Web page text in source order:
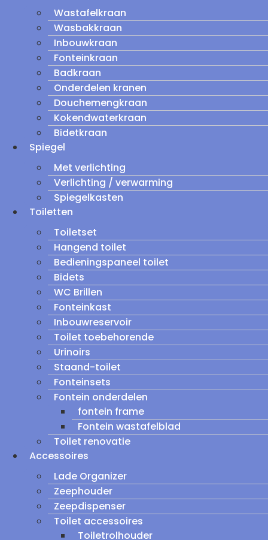
Wastafelkraan
Wasbakkraan
Inbouwkraan
Fonteinkraan
Badkraan
Onderdelen kranen
Douchemengkraan
Kokendwaterkraan
Bidetkraan
Spiegel
Met verlichting
Verlichting / verwarming
Spiegelkasten
Toiletten
Toiletset
Hangend toilet
Bedieningspaneel toilet
Bidets
WC Brillen
Fonteinkast
Inbouwreservoir
Toilet toebehorende
Urinoirs
Staand-toilet
Fonteinsets
Fontein onderdelen
fontein frame
Fontein wastafelblad
Toilet renovatie
Accessoires
Lade Organizer
Zeephouder
Zeepdispenser
Toilet accessoires
Toiletrolhouder